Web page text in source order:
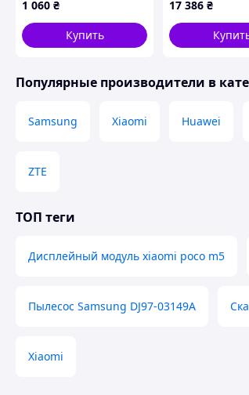
чорний
1 060 ₴
Купить
17 386 ₴
Популярные производители в
Samsung Xiaomi Huawei
ZTE
ТОП теги
Дисплейный модуль xiaomi poco m5
Пылесос Samsung DJ97-03149A
Xiaomi